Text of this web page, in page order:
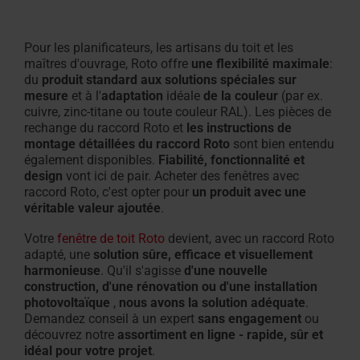
Pour les planificateurs, les artisans du toit et les
maîtres d'ouvrage, Roto offre une flexibilité maximale:
du produit standard aux solutions spéciales sur
mesure et à l'adaptation idéale de la couleur (par ex.
cuivre, zinc-titane ou toute couleur RAL). Les pièces de
rechange du raccord Roto et les instructions de
montage détaillées du raccord Roto sont bien entendu
également disponibles. Fiabilité, fonctionnalité et
design vont ici de pair. Acheter des fenêtres avec
raccord Roto, c'est opter pour un produit avec une
véritable valeur ajoutée.
Votre fenêtre de toit Roto devient, avec un raccord Roto
adapté, une solution sûre, efficace et visuellement
harmonieuse. Qu'il s'agisse d'une nouvelle
construction, d'une rénovation ou d'une installation
photovoltaïque , nous avons la solution adéquate.
Demandez conseil à un expert sans engagement ou
découvrez notre assortiment en ligne - rapide, sûr et
idéal pour votre projet.